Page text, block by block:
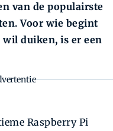
van de populairste
Voor wie begint
duiken, is er een
Raspberry Pi